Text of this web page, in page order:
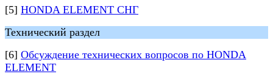
[5] HONDA ELEMENT СНГ
Технический раздел
[6] Обсуждение технических вопросов по HONDA
ELEMENT